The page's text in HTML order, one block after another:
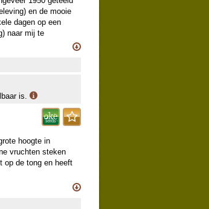
en de mooie
dagen op een
naar mij te
kweker opgepot,
aanvullen.
is.
hoogte in
vruchten steken
op de tong en heeft
slechts